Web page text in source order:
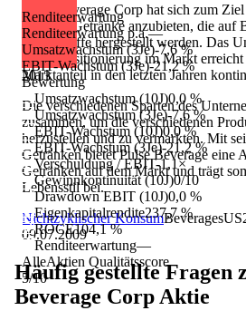
2013
Renditeerwartung
Renditeerwartung p.a.—
Umsatzwachstum (3Je)-7,6 %
EBIT-Wachstum (3Je)-21,2 %
Bewertung
Umsatzwachstum (10J)0,0 %
Umsatzwachstum (3Je)-7,6 %
EBIT-Wachstum (10J)0,0 %
EBIT-Wachstum (3Je)-21,2 %
Verschuldung / EBIT-1,1×
Gewinnkontinuität (10J)0/10
Drawdown EBIT (10J)0,0 %
Eigenkapitalrendite237,7 %
ROCE104,1 %
Renditeerwartung—
AlleAktien Qualitätsscore
5/10
Pulse Beverage Corp hat sich zum
gesunde Getränke anzubieten, die auf
Inhaltsstoffe hergestellt werden. Das
starke Positionierung im Markt
Marktanteil in den letzten Jahren
Die verschiedenen Sparten des
zusammen, um die verschiedenen
herzustellen und zu vermarkten. Mit
Getränken bietet Pulse Beverage eine
Getränken auf dem Markt und trägt
Lebensstil bei.
Nichtzyklischer KonsumBeveragesUS
09.07.2009
Häufig gestellte Fragen
Beverage CorpAktie